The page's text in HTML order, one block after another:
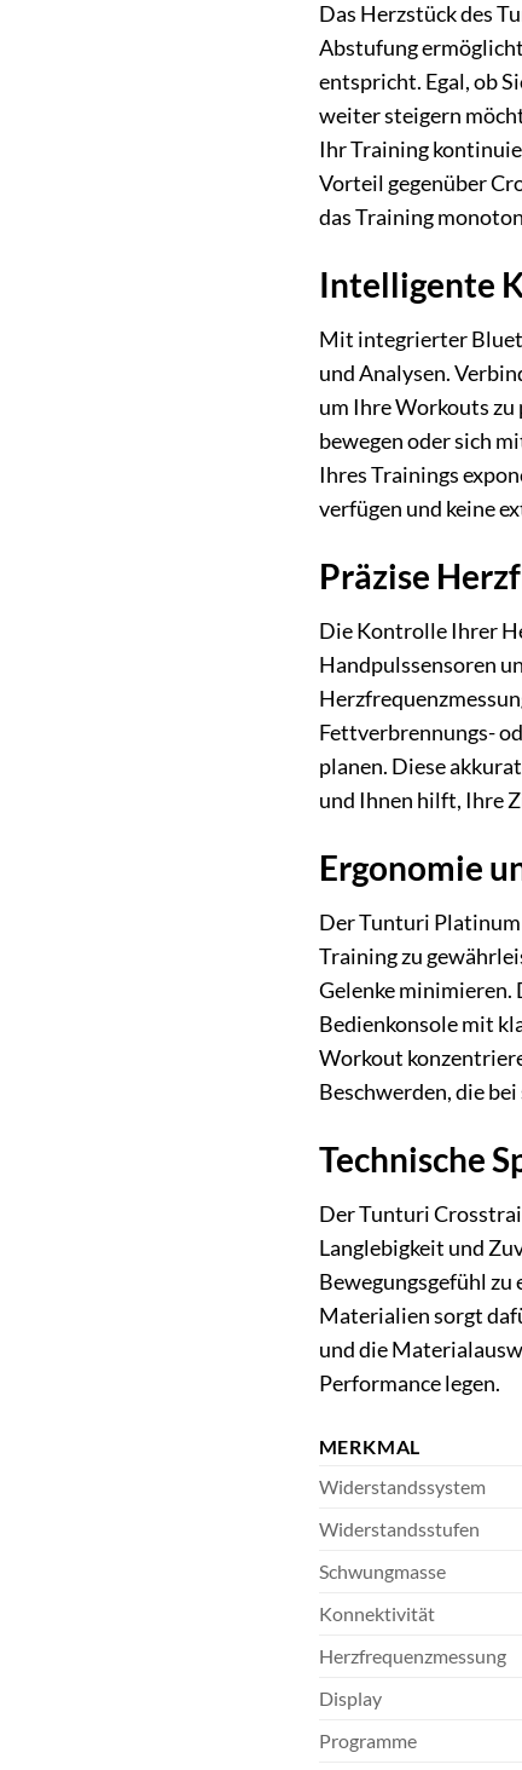
Das Herzstück des
Abstufung
entspricht. Egal, ob
weiter steigern
Ihr Training
Vorteil gegenüber
das Training
Intelligente
Mit integrierter
und Analysen.
um Ihre Workouts zu
bewegen oder sich
Ihres Trainings
verfügen und keine
Präzise
Die Kontrolle Ihrer
Handpulssensoren
Fettverbrennungs-
planen. Diese
und Ihnen hilft, Ihre
Ergonomie
Der Tunturi Platinum
Training zu
Gelenke
Bedienkonsole mit
Workout
Beschwerden, die
Technische
Der Tunturi
Langlebigkeit und
Bewegungsgefühl
Materialien sorgt
und die
Performance legen.
MERKMAL
Widerstandssystem
Widerstandsstufen
Schwungmasse
Konnektivität
Herzfrequenzmessung
Display
Programme